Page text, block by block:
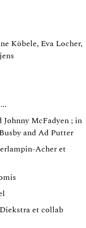
Köbele, Eva Locher,
Johnny McFadyen ; in
and Ad Putter
Acher et
et collab